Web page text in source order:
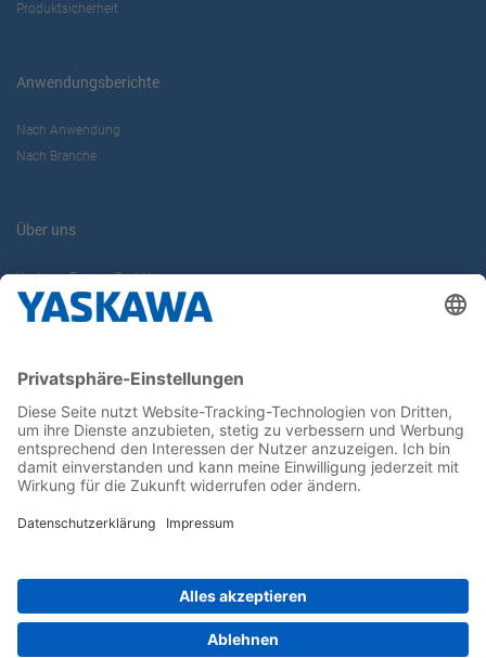
Produktsicherheit
Anwendungsberichte
Nach Anwendung
Nach Branche
Über uns
Yaskawa Europe GmbH
Karriere
Newsletter
Follow us on...